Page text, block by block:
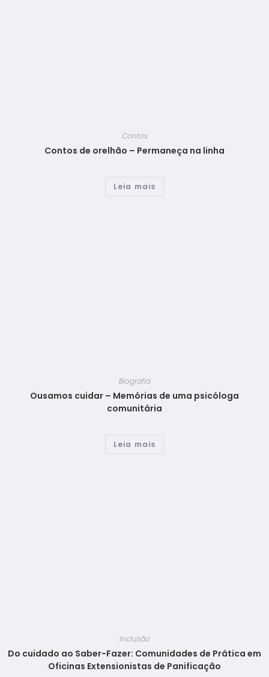
Contos
Contos de orelhão – Permaneça na linha
Leia mais
Biografia
Ousamos cuidar – Memórias de uma psicóloga
comunitária
Leia mais
Inclusão
Do cuidado ao Saber-Fazer: Comunidades de Prática em
Oficinas Extensionistas de Panificação